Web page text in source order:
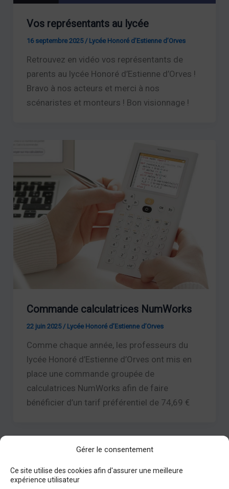
Gérer le consentement
Ce site utilise des cookies afin d'assurer une meilleure
expérience utilisateur
Vos représentants au lycée
16 septembre 2025 / Lycée Honoré d’Estienne d’Orves
Retrouvez en vidéo vos représentants de
parents au lycée Honoré d’Estienne d’Orves !
Bravo à nos acteurs et merci à nos
scénaristes et monteurs ! Bon visionnage !
Commande calculatrices NumWorks
22 juin 2025 / Lycée Honoré d’Estienne d’Orves
Comme chaque année, les professeurs du
lycée Honoré d’Estienne d’Orves ont mis en
place une commande groupée de
calculatrices NumWorks afin de faire
bénéficier d’un tarif préférentiel de 74,69 €